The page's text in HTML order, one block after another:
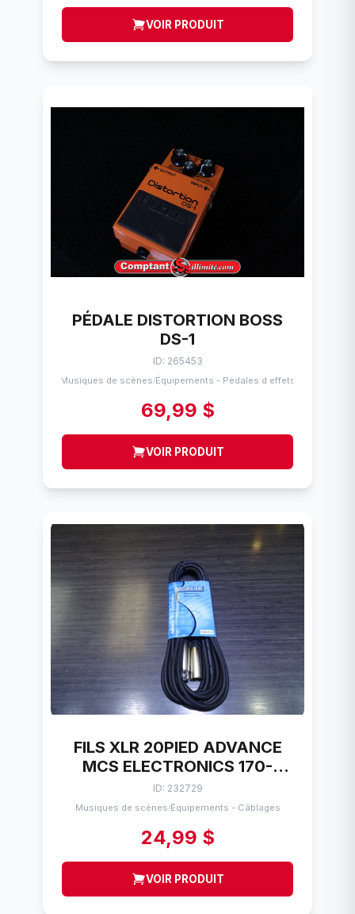
VOIR PRODUIT
PÉDALE DISTORTION BOSS
DS-1
ID: 265453
Musiques de scènes/Équipements - Pédales d effets
69,99 $
VOIR PRODUIT
FILS XLR 20PIED ADVANCE
MCS ELECTRONICS 170-
00XLR20-LOC
ID: 232729
Musiques de scènes/Équipements - Câblages
24,99 $
VOIR PRODUIT